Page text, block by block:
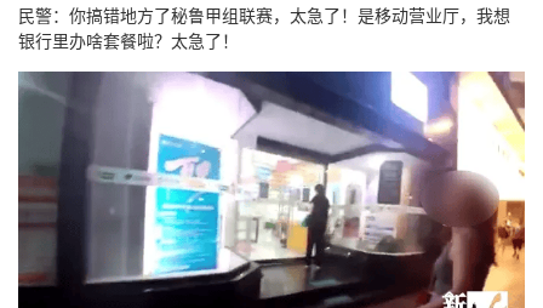
民警：你搞错地方了秘鲁甲组联赛，太急了！是移动营业厅，我想
银行里办啥套餐啦？太急了！